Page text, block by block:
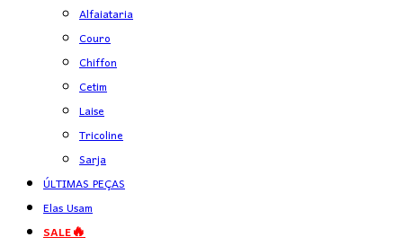
Alfaiataria
Couro
Chiffon
Cetim
Laise
Tricoline
Sarja
ÚLTIMAS PEÇAS
Elas Usam
SALE🔥